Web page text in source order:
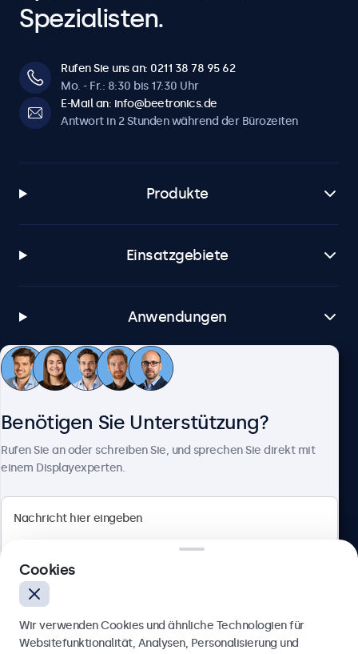
Spezialisten.
Rufen Sie uns an: 0211 38 78 95 62
Mo. - Fr.: 8:30 bis 17:30 Uhr
E-Mail an: info@beetronics.de
Antwort in 2 Stunden während der Bürozeiten
Produkte
Einsatzgebiete
Anwendungen
Kundenservice
Berliner Allee 59, 40212 Düsseldorf, Deutschland
Deutsch
Benötigen Sie Unterstützung?
Rufen Sie an oder schreiben Sie, und sprechen Sie direkt mit
einem Displayexperten.
Cookies
Wir verwenden Cookies und ähnliche Technologien für
Websitefunktionalität, Analysen, Personalisierung und